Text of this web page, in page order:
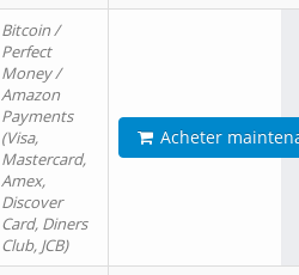
Bitcoin /
Perfect
Money /
Amazon
Payments
(Visa,
Mastercard,
Amex,
Discover
Card, Diners
Club, JCB)
Acheter